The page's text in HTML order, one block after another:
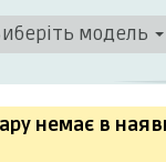
модель
немає в